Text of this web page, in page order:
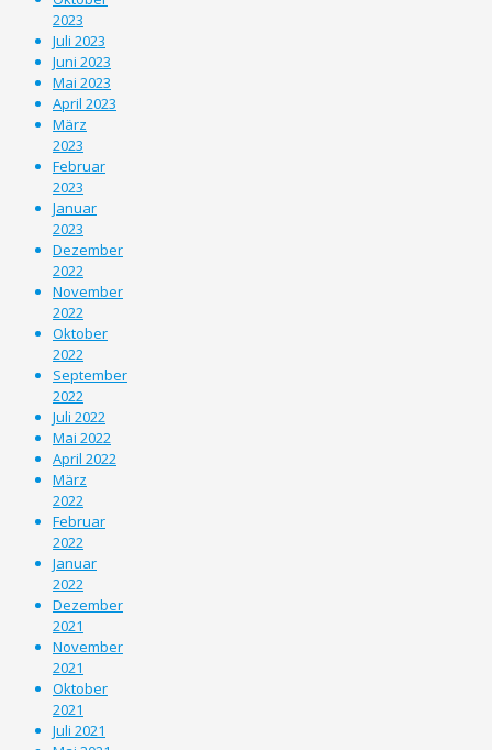
2023
Juli 2023
Juni 2023
Mai 2023
April 2023
März
2023
Februar
2023
Januar
2023
Dezember
2022
November
2022
Oktober
2022
September
2022
Juli 2022
Mai 2022
April 2022
März
2022
Februar
2022
Januar
2022
Dezember
2021
November
2021
Oktober
2021
Juli 2021